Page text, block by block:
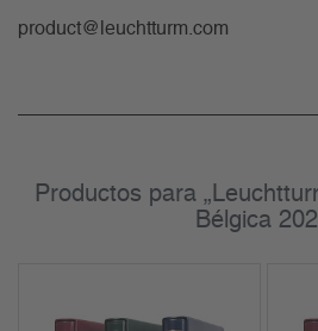
product@leuchtturm.com
Productos para
Bélgica